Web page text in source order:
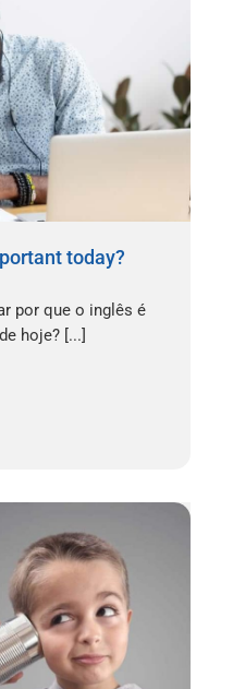
today?
por que o inglês é
hoje? [...]